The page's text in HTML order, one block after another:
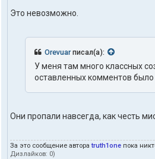
т
е
я
t
t
1
o
Это невозможно.
Orevuarписал(а):
У меня там много классных
оставленных комментов было
Они пропали навсегда, как честь
За это сообщение автораtruth1one пока
Дизлайков: 0)